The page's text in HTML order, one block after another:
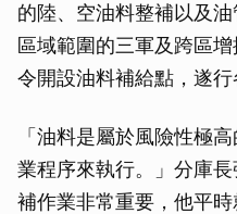
的陸、空油料整補以及
區域範圍的三軍及跨區
令開設油料補給點，遂行
「油料是屬於風險性極
業程序來執行。」分庫
補作業非常重要，他平時